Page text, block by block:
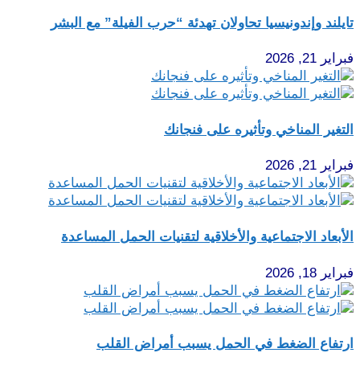
تايلند وإندونيسيا تحاولان تهدئة “حرب الفيلة” مع البشر
فبراير 21, 2026
التغير المناخي وتأثيره على فنجانك
فبراير 21, 2026
الأبعاد الاجتماعية والأخلاقية لتقنيات الحمل المساعدة
فبراير 18, 2026
ارتفاع الضغط في الحمل يسبب أمراض القلب